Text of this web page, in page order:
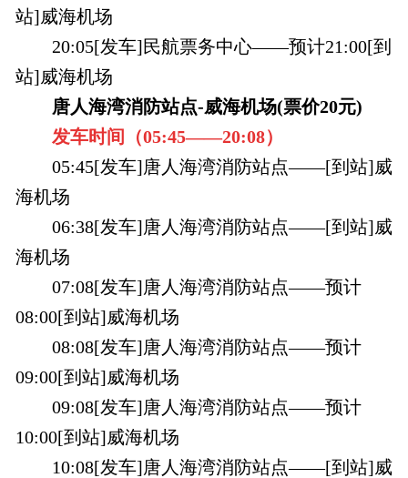
站]威海机场
20:05[发车]民航票务中心——预计21:00[到
站]威海机场
唐人海湾消防站点-威海机场(票价20元)
发车时间（05:45——20:08）
05:45[发车]唐人海湾消防站点——[到站]威
海机场
06:38[发车]唐人海湾消防站点——[到站]威
海机场
07:08[发车]唐人海湾消防站点——预计
08:00[到站]威海机场
08:08[发车]唐人海湾消防站点——预计
09:00[到站]威海机场
09:08[发车]唐人海湾消防站点——预计
10:00[到站]威海机场
10:08[发车]唐人海湾消防站点——[到站]威